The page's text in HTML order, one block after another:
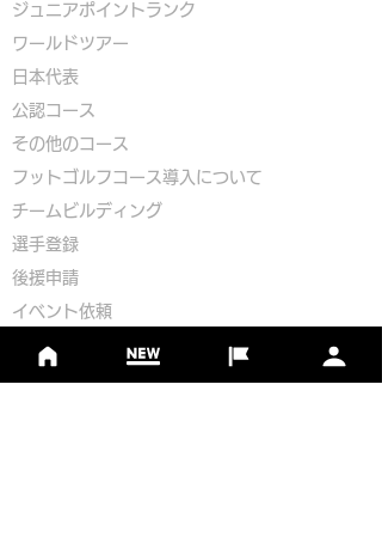
ジュニアポイントランク
​ワールドツアー
​​日本代表
公認コース
​その他のコース
​ フットゴルフコース導入について
​チームビルディング
選手登録​
​後援申請
​イベント依頼
プライバシーポリシー